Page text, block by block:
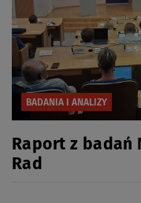
BADANIA I ANALIZY
Raport z badań
Rad